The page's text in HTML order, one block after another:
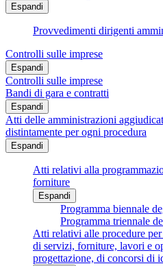
Espandi
Provvedimenti dirigenti
Controlli sulle imprese
Espandi
Controlli sulle imprese
Bandi di gara e contratti
Espandi
Atti delle amministrazioni
distintamente per ogni procedura
Espandi
Atti relativi alla
forniture
Espandi
Programma biennale
Programma triennale
Atti relativi alle procedure
di servizi, forniture, lavori e
progettazione, di concorsi di